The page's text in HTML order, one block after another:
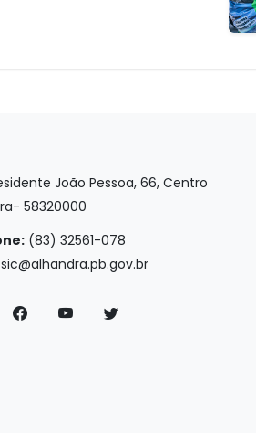
João Pessoa, 66, Centro
58320000
(83) 32561-078
sic@alhandra.pb.gov.br